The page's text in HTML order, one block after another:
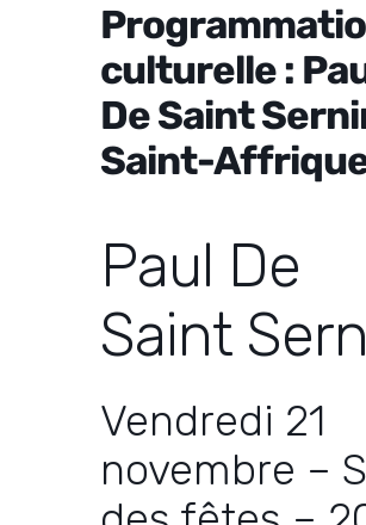
culturelle :
De Saint
Saint-
Paul De
Saint
Vendredi 21
novembre –